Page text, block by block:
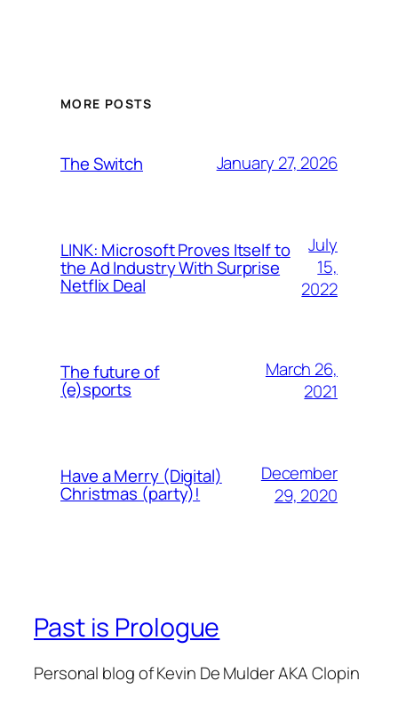
MORE POSTS
The Switch January 27, 2026
LINK: Microsoft Proves Itself to
the Ad Industry With Surprise
Netflix Deal
July
15,
2022
The future of
(e)sports
March 26,
2021
Have a Merry (Digital)
Christmas (party)!
December
29, 2020
Past is Prologue
Personal blog of Kevin De Mulder AKA Clopin